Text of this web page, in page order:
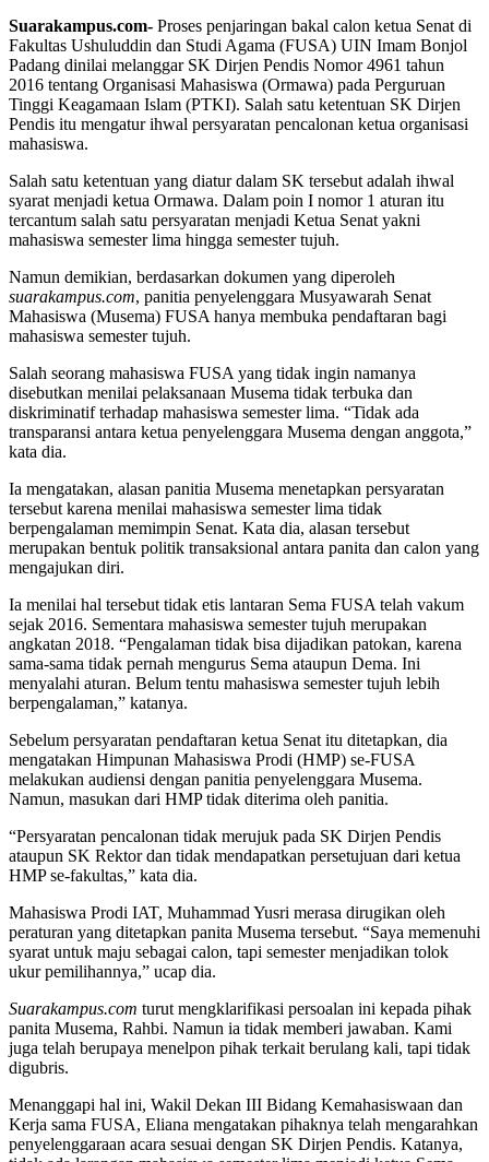
Suarakampus.com- Proses penjaringan bakal calon ketua Senat di
Fakultas Ushuluddin dan Studi Agama (FUSA) UIN Imam Bonjol
Padang dinilai melanggar SK Dirjen Pendis Nomor 4961 tahun
2016 tentang Organisasi Mahasiswa (Ormawa) pada Perguruan
Tinggi Keagamaan Islam (PTKI). Salah satu ketentuan SK Dirjen
Pendis itu mengatur ihwal persyaratan pencalonan ketua organisasi
mahasiswa.
Salah satu ketentuan yang diatur dalam SK tersebut adalah ihwal
syarat menjadi ketua Ormawa. Dalam poin I nomor 1 aturan itu
tercantum salah satu persyaratan menjadi Ketua Senat yakni
mahasiswa semester lima hingga semester tujuh.
Namun demikian, berdasarkan dokumen yang diperoleh
suarakampus.com, panitia penyelenggara Musyawarah Senat
Mahasiswa (Musema) FUSA hanya membuka pendaftaran bagi
mahasiswa semester tujuh.
Salah seorang mahasiswa FUSA yang tidak ingin namanya
disebutkan menilai pelaksanaan Musema tidak terbuka dan
diskriminatif terhadap mahasiswa semester lima. “Tidak ada
transparansi antara ketua penyelenggara Musema dengan anggota,”
kata dia.
Ia mengatakan, alasan panitia Musema menetapkan persyaratan
tersebut karena menilai mahasiswa semester lima tidak
berpengalaman memimpin Senat. Kata dia, alasan tersebut
merupakan bentuk politik transaksional antara panita dan calon yang
mengajukan diri.
Ia menilai hal tersebut tidak etis lantaran Sema FUSA telah vakum
sejak 2016. Sementara mahasiswa semester tujuh merupakan
angkatan 2018. “Pengalaman tidak bisa dijadikan patokan, karena
sama-sama tidak pernah mengurus Sema ataupun Dema. Ini
menyalahi aturan. Belum tentu mahasiswa semester tujuh lebih
berpengalaman,” katanya.
Sebelum persyaratan pendaftaran ketua Senat itu ditetapkan, dia
mengatakan Himpunan Mahasiswa Prodi (HMP) se-FUSA
melakukan audiensi dengan panitia penyelenggara Musema.
Namun, masukan dari HMP tidak diterima oleh panitia.
“Persyaratan pencalonan tidak merujuk pada SK Dirjen Pendis
ataupun SK Rektor dan tidak mendapatkan persetujuan dari ketua
HMP se-fakultas,” kata dia.
Mahasiswa Prodi IAT, Muhammad Yusri merasa dirugikan oleh
peraturan yang ditetapkan panita Musema tersebut. “Saya memenuhi
syarat untuk maju sebagai calon, tapi semester menjadikan tolok
ukur pemilihannya,” ucap dia.
Suarakampus.com turut mengklarifikasi persoalan ini kepada pihak
panita Musema, Rahbi. Namun ia tidak memberi jawaban. Kami
juga telah berupaya menelpon pihak terkait berulang kali, tapi tidak
digubris.
Menanggapi hal ini, Wakil Dekan III Bidang Kemahasiswaan dan
Kerja sama FUSA, Eliana mengatakan pihaknya telah mengarahkan
penyelenggaraan acara sesuai dengan SK Dirjen Pendis. Katanya,